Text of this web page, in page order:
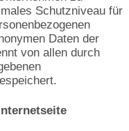
Schutzniveau für
Daten der
von allen durch